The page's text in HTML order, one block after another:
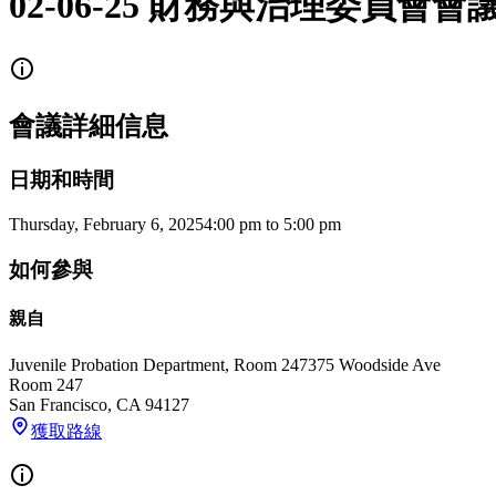
會議詳細信息
日期和時間
Thursday, February 6, 20254:00 pm to 5:00 pm
如何參與
親自
Juvenile Probation Department, Room 247375 Woodside Ave
Room 247
San Francisco, CA 94127
獲取路線